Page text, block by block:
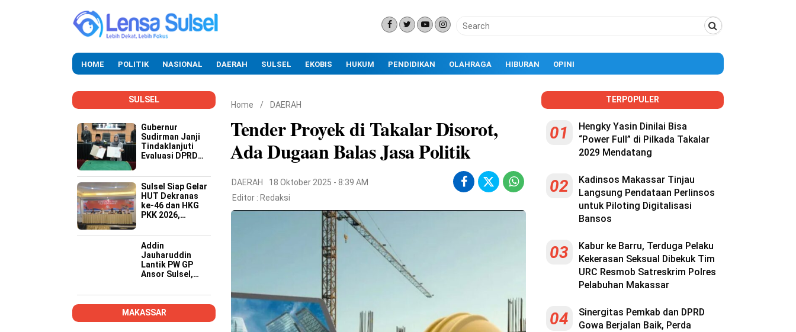
HOME POLITIK NASIONAL DAERAH SULSEL EKOBIS HUKUM PENDIDIKAN OLAHRAGA HIBURAN OPINI
SULSEL
Gubernur
Sudirman Janji
Tindaklanjuti
Evaluasi DPRD
Buruk OPD
Sulsel Siap Gelar
HUT Dekranas
ke-46 dan HKG
PKK 2026,
Promosi Wastra-
Kriya hingga
Dongkrak
Ekonomi Daerah
Addin
Jauharuddin
Lantik PW GP
Ansor Sulsel,
Kompeten,
Kreatif, dan Siap
Wujudkan
Ketahanan
MAKASSAR
Home / DAERAH
Tender Proyek di Takalar Disorot,
Ada Dugaan Balas Jasa Politik
DAERAH
18 Oktober 2025 - 8:39 AM
Editor : Redaksi
TERPOPULER
01
Hengky Yasin Dinilai Bisa
“Power Full” di Pilkada Takalar
2029 Mendatang
02
Kadinsos Makassar Tinjau
Langsung Pendataan Perlinsos
untuk Piloting Digitalisasi
Bansos
03
Kabur ke Barru, Terduga Pelaku
Kekerasan Seksual Dibekuk Tim
URC Resmob Satreskrim Polres
Pelabuhan Makassar
04
Sinergitas Pemkab dan DPRD
Gowa Berjalan Baik, Perda